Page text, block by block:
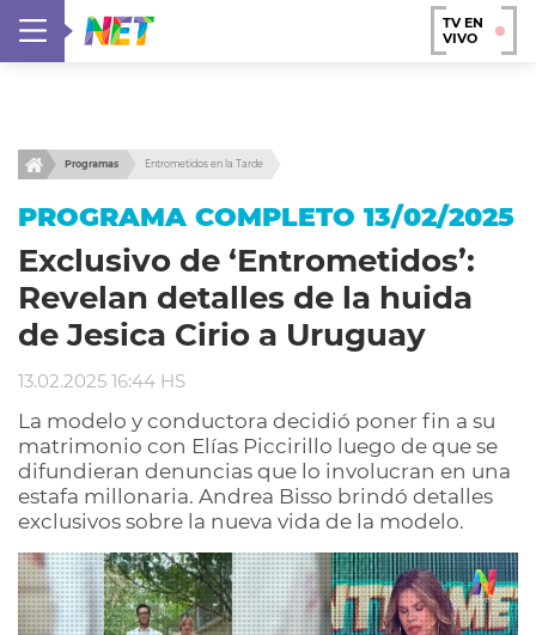
TV EN
VIVO
Programas Entrometidos en la Tarde
PROGRAMA COMPLETO 13/02/2025
Exclusivo de ‘Entrometidos’:
Revelan detalles de la huida
de Jesica Cirio a Uruguay
13.02.2025 16:44 HS
La modelo y conductora decidió poner fin a su
matrimonio con Elías Piccirillo luego de que se
difundieran denuncias que lo involucran en una
estafa millonaria. Andrea Bisso brindó detalles
exclusivos sobre la nueva vida de la modelo.